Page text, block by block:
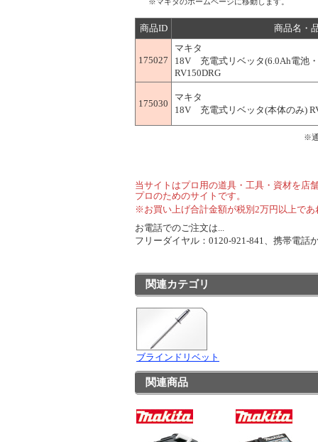
※マキタのホームページに移動します。
商品ID 商品名・
175027
マキタ
18V 充電式リベッタ(6.0Ah電池
RV150DRG
175030
マキタ
18V 充電式リベッタ(本体のみ)
※
当サイトはプロ用の道具・工具・資材を店
プロのためのサイトです。
※お買い上げ合計金額が税別2万円以上で
お電話でのご注文は...
フリーダイヤル：0120-921-841、携帯電
関連カテゴリ
ブラインドリベット
関連商品